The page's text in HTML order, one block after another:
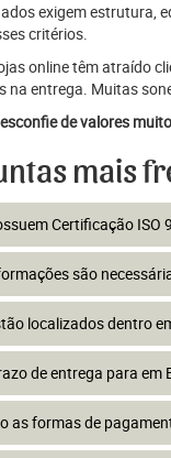
exigem estrutura,
critérios.
online têm atraído
na entrega. Muitas
de valores
mais
Certificação ISO
são
localizados dentro
de entrega para em
as formas de